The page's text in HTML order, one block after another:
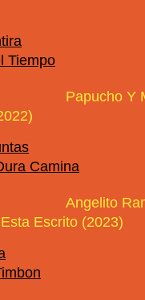
Tiempo
Papucho Y
Camina
Angelito
Escrito (2023)